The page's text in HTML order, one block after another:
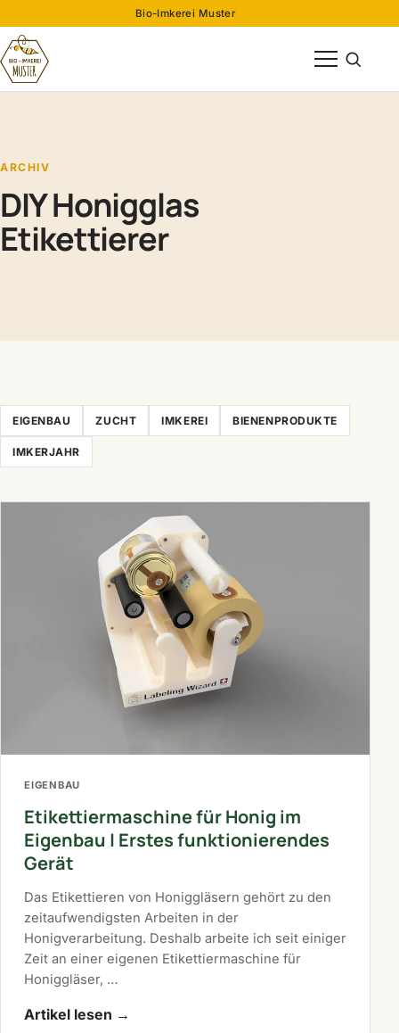
Bio-Imkerei Muster
Menü öffnen
Suche
ARCHIV
DIY Honigglas
Etikettierer
EIGENBAU ZUCHT IMKEREI BIENENPRODUKTE
IMKERJAHR
EIGENBAU
Etikettiermaschine für Honig im
Eigenbau | Erstes funktionierendes
Gerät
Das Etikettieren von Honiggläsern gehört zu den
zeitaufwendigsten Arbeiten in der
Honigverarbeitung. Deshalb arbeite ich seit einiger
Zeit an einer eigenen Etikettiermaschine für
Honiggläser, …
Artikel lesen →